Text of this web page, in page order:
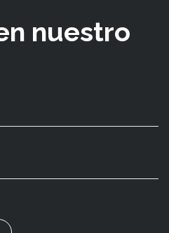
nuestro